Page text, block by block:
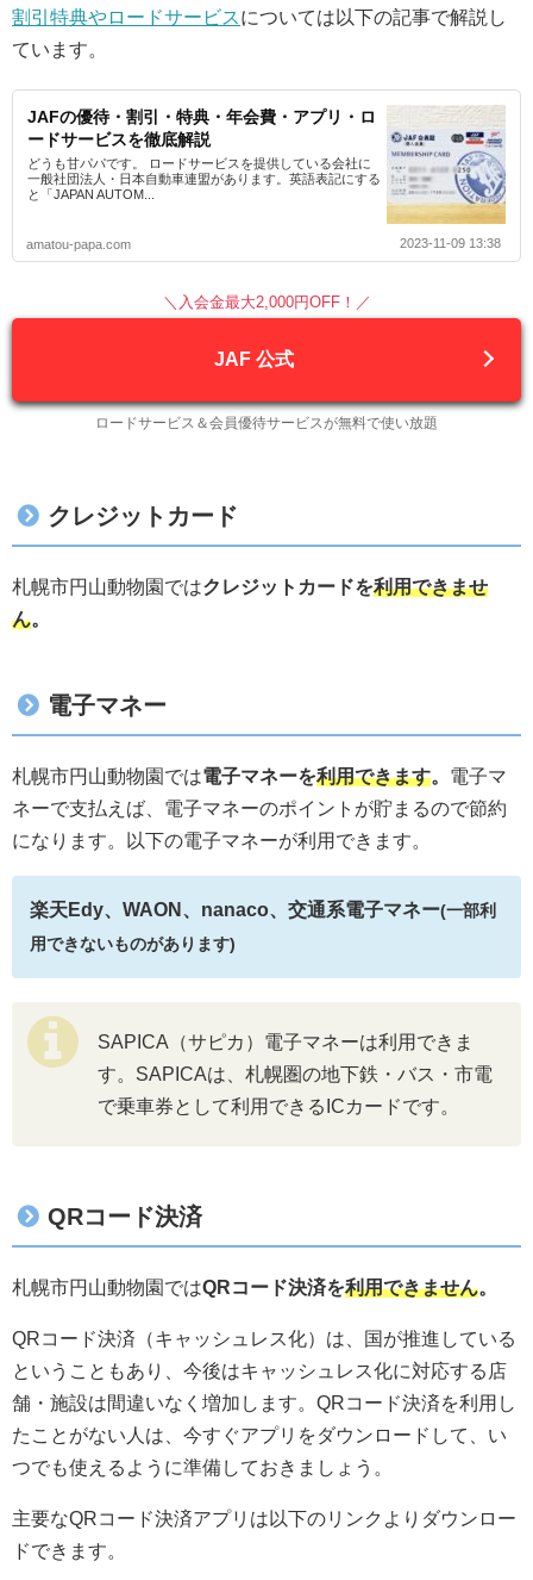
割引特典やロードサービスについては以下の記事で解説し
ています。
JAFの優待・割引・特典・年会費・アプリ・ロ
ードサービスを徹底解説
どうも甘パパです。 ロードサービスを提供している会社に
一般社団法人・日本自動車連盟があります。英語表記にする
と「JAPAN AUTOM...
amatou-papa.com 2023-11-09 13:38
＼入会金最大2,000円OFF！／
JAF 公式
ロードサービス＆会員優待サービスが無料で使い放題
クレジットカード
札幌市円山動物園ではクレジットカードを利用できませ
ん。
電子マネー
札幌市円山動物園では電子マネーを利用できます。 電子マ
ネーで支払えば、電子マネーのポイントが貯まるので節約
になります。以下の電子マネーが利用できます。
楽天Edy、WAON、nanaco、交通系電子マネー(一部利
用できないものがあります)
SAPICA（サピカ）電子マネーは利用できま
す。SAPICAは、札幌圏の地下鉄・バス・市電
で乗車券として利用できるICカードです。
QRコード決済
札幌市円山動物園ではQRコード決済を利用できません。
QRコード決済（キャッシュレス化）は、国が推進している
ということもあり、今後はキャッシュレス化に対応する店
舗・施設は間違いなく増加します。QRコード決済を利用し
たことがない人は、今すぐアプリをダウンロードして、い
つでも使えるように準備しておきましょう。
主要なQRコード決済アプリは以下のリンクよりダウンロー
ドできます。